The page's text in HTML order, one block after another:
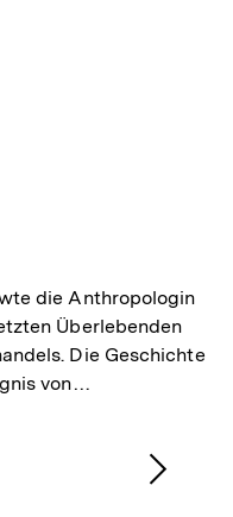
die Anthropologin
Überlebenden
Die Geschichte
von…